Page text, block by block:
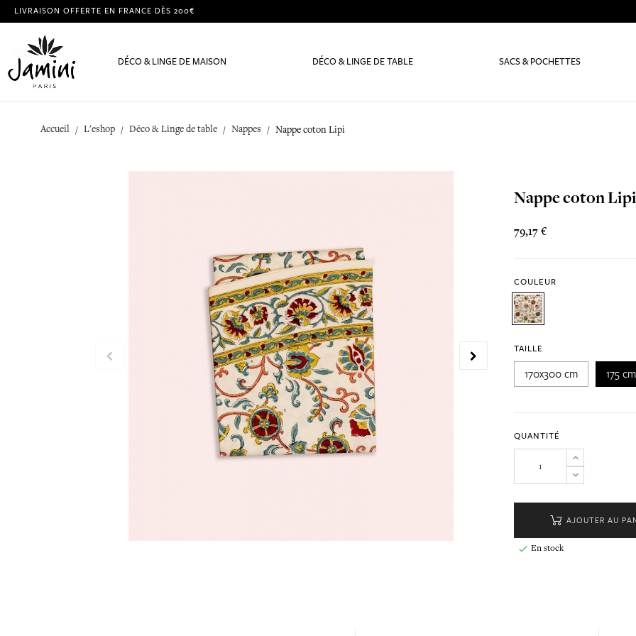
LIVRAISON OFFERTE EN FRANCE DÈS 200€
DÉCO & LINGE DE MAISON DÉCO & LINGE DE TABLE SACS & POCHETTES
Accueil L'eshop Déco & Linge de table Nappes Nappe coton Lipi
Nappe coton Lipi
79,17 €
COULEUR
TAILLE
170x300 cm 175 cm
QUANTITÉ
AJOUTER AU
 En stock